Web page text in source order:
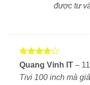
được tư
Được
xếp hạng
45 sao
Quang Vinh IT –
Tivi 100 inch mà